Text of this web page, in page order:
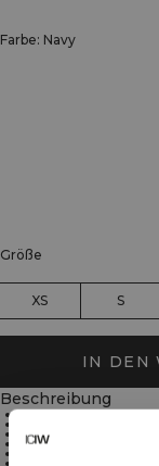
Farbe: Navy
Größe
XS S
IN DEN
Beschreibung
Strapazierfähiges
Verstellbare Träger
Mittlerer Halt für